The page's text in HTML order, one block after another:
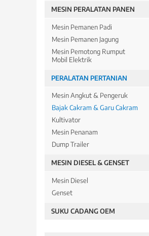
MESIN PERALATAN PANEN
Mesin Pemanen Padi
Mesin Pemanen Jagung
Mesin Pemotong Rumput
Mobil Elektrik
PERALATAN PERTANIAN
Mesin Angkut & Pengeruk
Bajak Cakram & Garu Cakram
Kultivator
Mesin Penanam
Dump Trailer
MESIN DIESEL & GENSET
Mesin Diesel
Genset
SUKU CADANG OEM